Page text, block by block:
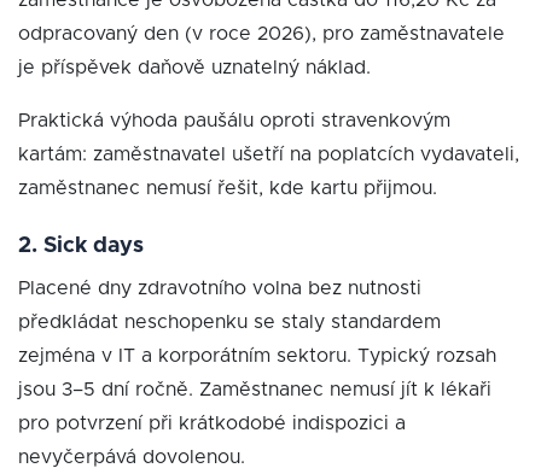
odpracovaný den (v roce 2026), pro zaměstnavatele
je příspěvek daňově uznatelný náklad.
Praktická výhoda paušálu oproti stravenkovým
kartám: zaměstnavatel ušetří na poplatcích vydavateli,
zaměstnanec nemusí řešit, kde kartu přijmou.
2. Sick days
Placené dny zdravotního volna bez nutnosti
předkládat neschopenku se staly standardem
zejména v IT a korporátním sektoru. Typický rozsah
jsou 3–5 dní ročně. Zaměstnanec nemusí jít k lékaři
pro potvrzení při krátkodobé indispozici a
nevyčerpává dovolenou.